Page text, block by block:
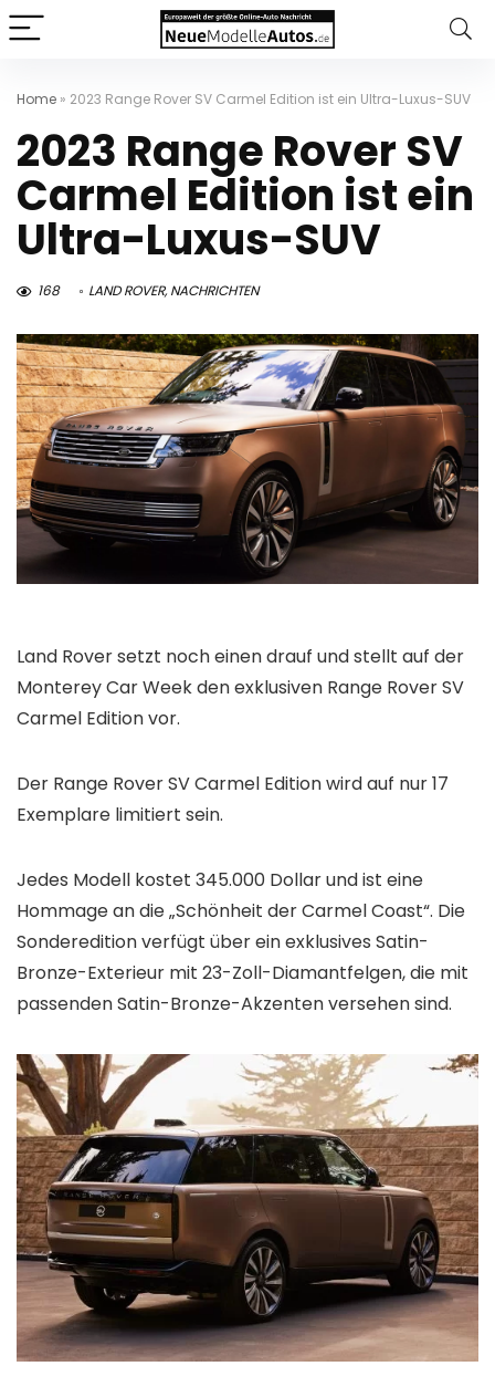
Home » 2023 Range Rover SV Carmel Edition ist ein Ultra-Luxus-SUV
2023 Range Rover SV
Carmel Edition ist ein
Ultra-Luxus-SUV
168 LAND ROVER,NACHRICHTEN
Land Rover setzt noch einen drauf und stellt auf der
Monterey Car Week den exklusiven Range Rover SV
Carmel Edition vor.
Der Range Rover SV Carmel Edition wird auf nur 17
Exemplare limitiert sein.
Jedes Modell kostet 345.000 Dollar und ist eine
Hommage an die „Schönheit der Carmel Coast“. Die
Sonderedition verfügt über ein exklusives Satin-
Bronze-Exterieur mit 23-Zoll-Diamantfelgen, die mit
passenden Satin-Bronze-Akzenten versehen sind.